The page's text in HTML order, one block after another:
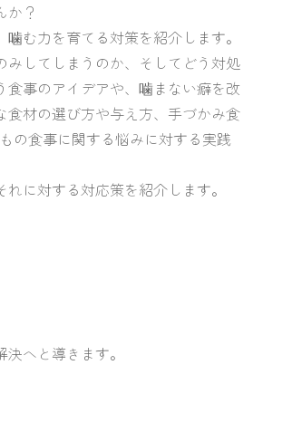
か？
む力を育てる対策を紹介します。
してしまうのか、そしてどう対処
事のアイデアや、噛まない癖を改
材の選び方や与え方、手づかみ食
の食事に関する悩みに対する実践
に対する対応策を紹介します。
へと導きます。